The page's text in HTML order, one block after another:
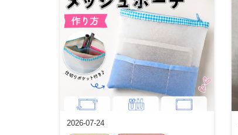
2026-07-24